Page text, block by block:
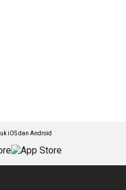
iOS dan Android